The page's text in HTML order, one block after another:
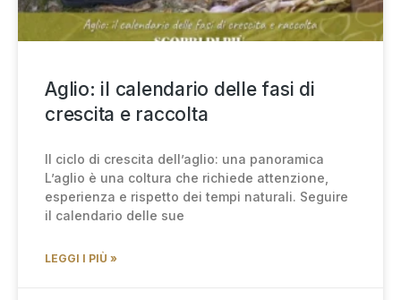
Aglio: il calendario delle fasi di
crescita e raccolta
Il ciclo di crescita dell’aglio: una panoramica
L’aglio è una coltura che richiede attenzione,
esperienza e rispetto dei tempi naturali. Seguire
il calendario delle sue
LEGGI I PIÙ »